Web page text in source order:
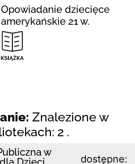
Opowiadanie dziecięce
amerykańskie 21 w.
Znalezione w
2 .
w
dostępne: